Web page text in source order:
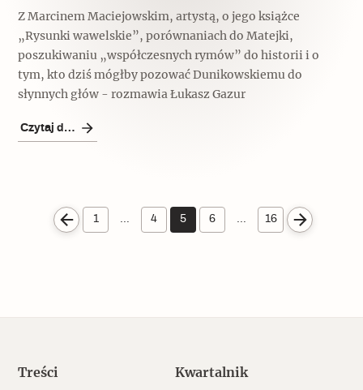
Z Marcinem Maciejowskim, artystą, o jego książce
„Rysunki wawelskie”, porównaniach do Matejki,
poszukiwaniu „współczesnych rymów” do historii i o
tym, kto dziś mógłby pozować Dunikowskiemu do
słynnych głów - rozmawia Łukasz Gazur
Czytaj dalej
1 … 4 5 6 … 16
Treści Kwartalnik